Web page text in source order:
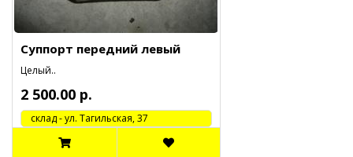
Суппорт передний левый
Целый..
2 500.00 р.
cклад - ул. Тагильская, 37